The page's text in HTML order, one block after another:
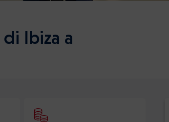
Ibiza a